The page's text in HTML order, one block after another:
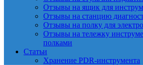
Отзывы на ящик для
Отзывы на станцию
Отзывы на полку для
Отзывы на тележку
полками
Статьи
Хранение PDR-инструмента